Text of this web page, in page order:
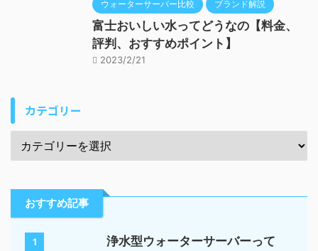
ウォーターサーバー比較 ブランド解説
富士おいしい水ってどうなの【料金、
評判、おすすめポイント】
2023/2/21
カテゴリー
おすすめ記事
1
浄水型ウォーターサーバーって